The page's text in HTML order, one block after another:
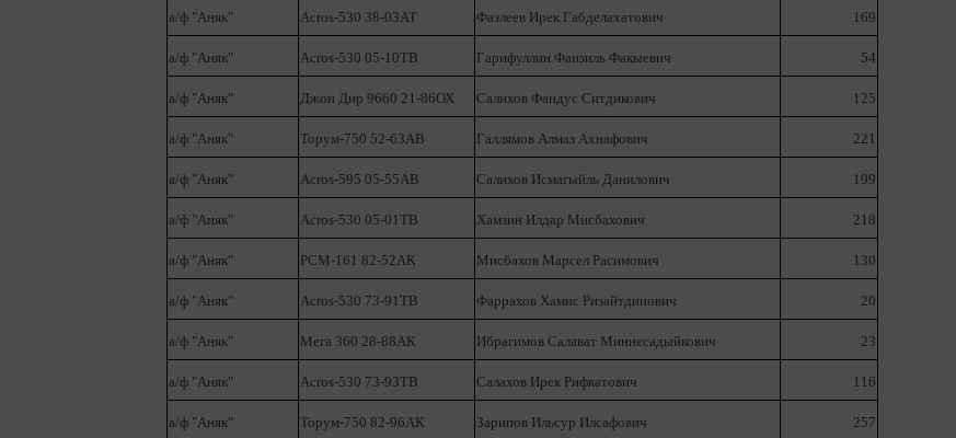
а/ф "Аняк" Acros-530 38-03АТ Фазлеев Ирек Габделахатович 169
а/ф "Аняк" Acros-530 05-10ТВ Гарифуллин Фанзиль Факыевич 54
а/ф "Аняк" Джон Дир 9660 21-86ОХ Салихов Фандус Ситдикович 125
а/ф "Аняк" Торум-750 52-63АВ Галлямов Алмаз Ахнафович 221
а/ф "Аняк" Acros-595 05-55АВ Салихов Исмагыйль Данилович 199
а/ф "Аняк" Acros-530 05-01ТВ Хамзин Илдар Мисбахович 218
а/ф "Аняк" РСМ-161 82-52АК Мисбахов Марсел Расимович 130
а/ф "Аняк" Acros-530 73-91ТВ Фаррахов Хамис Ризайтдинович 20
а/ф "Аняк" Мега 360 28-88АК Ибрагимов Салават Миннесадыйкович 23
а/ф "Аняк" Acros-530 73-93ТВ Салахов Ирек Рифкатович 116
а/ф "Аняк" Торум-750 82-96АК Зарипов Ильсур Илсафович 257